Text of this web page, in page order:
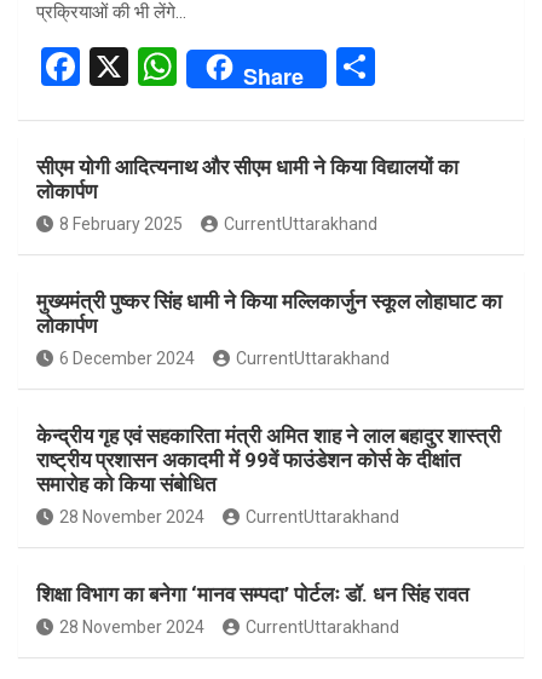
प्रक्रियाओं की भी लेंगे…
F
ce
b
o
o
k
X
W
s
A
p
p
Share
ar
e
सीएम योगी आदित्यनाथ और सीएम धामी ने किया विद्यालयों का
लोकार्पण
8 February 2025 CurrentUttarakhand
मुख्यमंत्री पुष्कर सिंह धामी ने किया मल्लिकार्जुन स्कूल लोहाघाट का
लोकार्पण
6 December 2024 CurrentUttarakhand
केन्द्रीय गृह एवं सहकारिता मंत्री अमित शाह ने लाल बहादुर शास्त्री
राष्ट्रीय प्रशासन अकादमी में 99वें फाउंडेशन कोर्स के दीक्षांत
समारोह को किया संबोधित
28 November 2024 CurrentUttarakhand
शिक्षा विभाग का बनेगा ‘मानव सम्पदा’ पोर्टलः डॉ. धन सिंह रावत
28 November 2024 CurrentUttarakhand